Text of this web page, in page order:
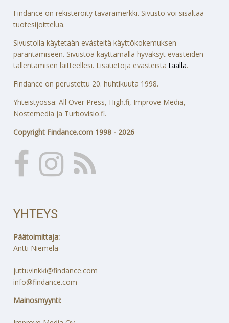
Findance on rekisteröity tavaramerkki. Sivusto voi sisältää
tuotesijoittelua.
Sivustolla käytetään evästeitä käyttökokemuksen
parantamiseen. Sivustoa käyttämällä hyväksyt evästeiden
tallentamisen laitteellesi. Lisätietoja evästeistätäällä.
Findance on perustettu 20. huhtikuuta 1998.
Yhteistyössä: All Over Press, High.fi, Improve Media,
Nostemedia ja Turbovisio.fi.
Copyright Findance.com 1998 - 2026
YHTEYS
Päätoimittaja:
Antti Niemelä
juttuvinkki@findance.com
info@findance.com
Mainosmyynti: